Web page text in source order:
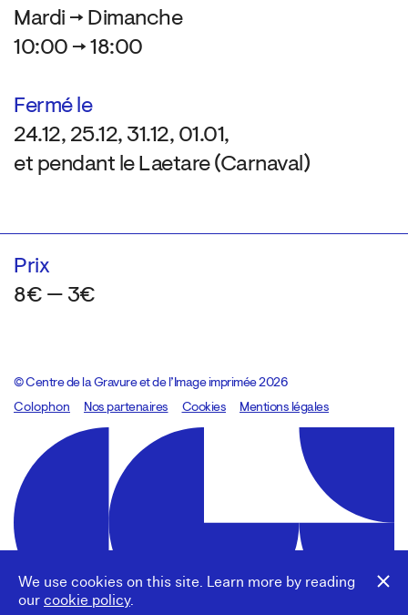
We use cookies on this site. Learn more by reading
our cookie policy.
Mardi → Dimanche
10:00 → 18:00
Fermé le
24.12, 25.12, 31.12, 01.01,
et pendant le Laetare (Carnaval)
Prix
8€ — 3€
© Centre de la Gravure et de l’Image imprimée 2026
Colophon
Design:Marcel Kaczmarek, code:8080.studio
Nos partenaires Cookies Mentions légales